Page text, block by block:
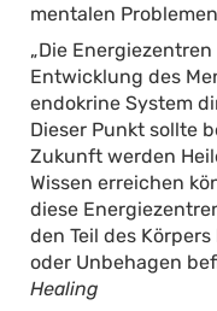
mentalen
„Die
Entwicklung des
endokrine System
Dieser Punkt sollte
Zukunft werden
Wissen erreichen
diese
den Teil des
oder Unbehagen
Healing